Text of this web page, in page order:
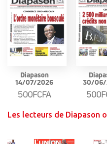
Diapason
14/07/2026
500FCFA
30/06/
Les lecteurs de Diapason